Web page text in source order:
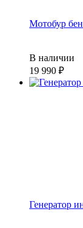
Мотобур
В наличии
19 990
Генератор